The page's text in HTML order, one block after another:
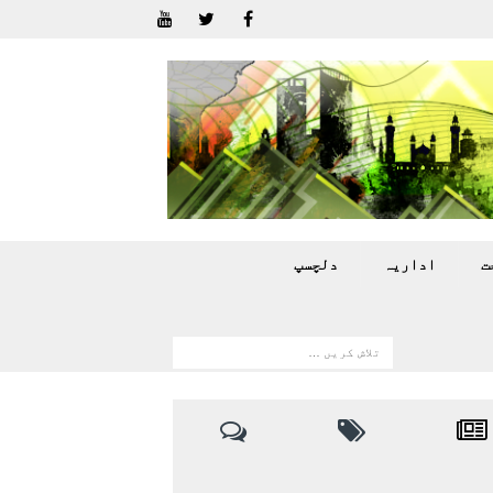
اداريہ دلچسپ